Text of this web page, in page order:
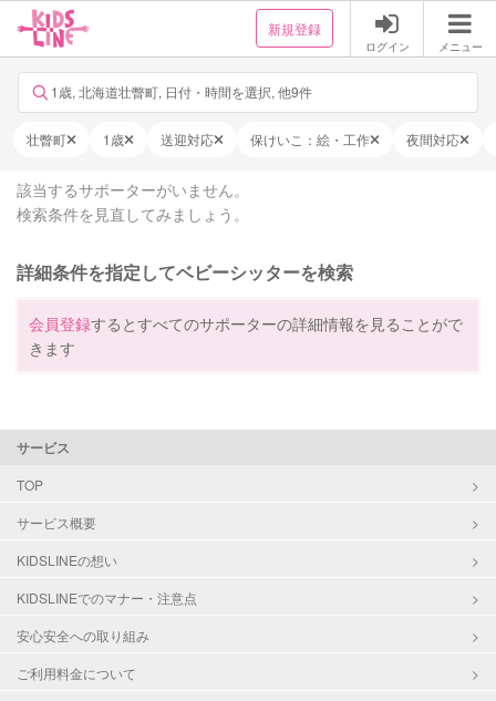
新規登録
ログイン メニュー
1歳, 北海道壮瞥町, 日付・時間を選択, 他9件
壮瞥町 1歳 送迎対応 保けいこ：絵・工作 夜間対応
該当するサポーターがいません。
検索条件を見直してみましょう。
詳細条件を指定してベビーシッターを検索
会員登録するとすべてのサポーターの詳細情報を見ることがで
きます
サービス
TOP
サービス概要
KIDSLINEの想い
KIDSLINEでのマナー・注意点
安心安全への取り組み
ご利用料金について